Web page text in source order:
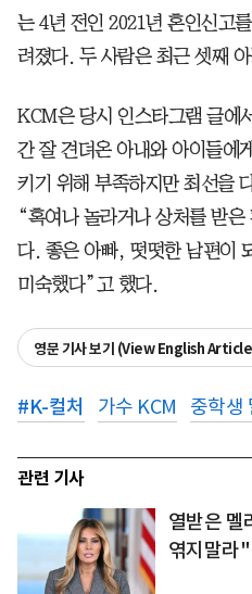
는 4년 전인 2021년 혼인신고
려졌다. 두 사람은 최근 셋째
KCM은 당시 인스타그램 글에
간 잘 견뎌온 아내와 아이들에
키기 위해 부족하지만 최선을
“혹여나 놀라거나 상처를 받
다. 좋은 아빠, 떳떳한 남편이
미숙했다”고 했다.
영문 기사 보기 (View English
#K-컬처 가수 KCM 중학생
관련 기사
열받은 멜
엮지말라